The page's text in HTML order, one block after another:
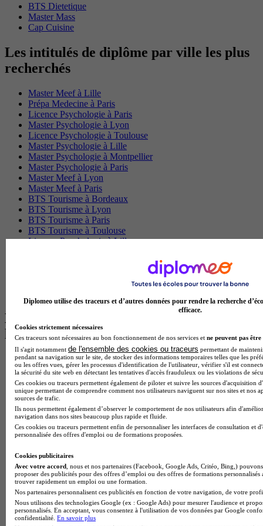
BTS Dietetique
Master Mass
Cap Cuisine
Les intitulés de diplôme par ville les plus
recherchés
Master Meef à Lille
Prépa Medecine à Paris
Licence Psychologie à Paris
Master Psychologie à Lyon
Licence Psychologie à Toulouse
Master Psychologie à Lille
Master Psychologie à Montpellier
Master Psychologie à Paris
Master Meef à Lyon
Master Meef à Paris
BTS Tourisme à Bordeaux
BTS Tourisme à Lyon
BTS Tourisme à Paris
BTS Tourisme à Toulouse
Licence Psychologie à Lille
BTS Communication à Bordeaux
BTS Communication à Lyon
Les intitulés de diplôme par alternance
les plus recherchés
BTS Esf en alternance
BTS Dietetique en alternance
BTS Mco en alternance
BTS Pi en alternance
BTS Sp3s en alternance
Master CCA en alternance
BTS Ndrc en alternance
BTS Sam en alternance
BTS Sio en alternance
MSc Marketing Digital en alternance
BTS Gpme en alternance
Cap Electricien en alternance
BTS Gpn en alternance
BTS Domotique en alternance
BAC Pro Agora en alternance
Diplomeo utilise des traceurs et d’autres données pour rendre la recherche
efficace.
Cookies strictement nécessaires
Ces traceurs sont nécessaires au bon fonctionnement de nos services et ne peuvent pas être
Il s'agit notamment de l'ensemble des cookies ou traceurs permettant de
pendant sa navigation sur le site, de stocker des informations temporaires telles que les
ou les offres vues, gérer les processus d'identification de l'utilisateur, vérifier s'il est
la sécurité du site web en détectant les tentatives d'accès frauduleux ou les violations de
Ces cookies ou traceurs permettent également de piloter et suivre les sources d'acquisition
unique permettant de comprendre comment nos utilisateurs naviguent sur nos sites et nos
sources de trafic.
Ils nous permettent également d’observer le comportement de nos utilisateurs afin
navigation dans nos sites beaucoup plus rapide et fluide.
Ces cookies ou traceurs permettent enfin de personnaliser les interfaces de consultation et
personnalisée des offres d'emploi ou de formations proposées.
Cookies publicitaires
Avec votre accord , nous et nos partenaires (Facebook, Google Ads, Critéo, Bing,)
proposer des publicités pour des offres d’emploi ou des offres de formations
trouver rapidement un emploi ou une formation.
Nos partenaires personnalisent ces publicités en fonction de votre navigation, de votre
Nous utilisons des technologies Google (ex : Google Ads) pour mesurer l'audience et
personnalisés. En acceptant, vous consentez à l'utilisation de vos données par Google
confidentialité. En savoir plus